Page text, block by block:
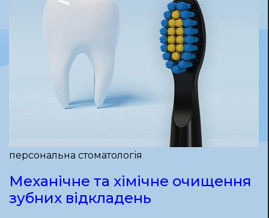
персональна стоматологія
Механічне та хімічне очищення
зубних відкладень